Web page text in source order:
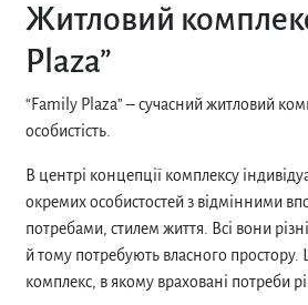
Житловий
Plaza”
“Family Plaza” – сучасний житловий
особистість.
В центрі концепції комплексу
окремих особистостей з відмінними
потребами, стилем життя. Всі вони
й тому потребують власного
комплекс, в якому враховані потреби